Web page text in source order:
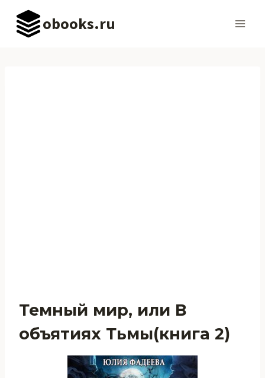
Перейти
содержимому
obooks.ru
Темный мир, или В
объятиях Тьмы(книга 2)